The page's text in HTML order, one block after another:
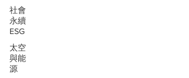
社會
永續
ESG
太空
與能
源